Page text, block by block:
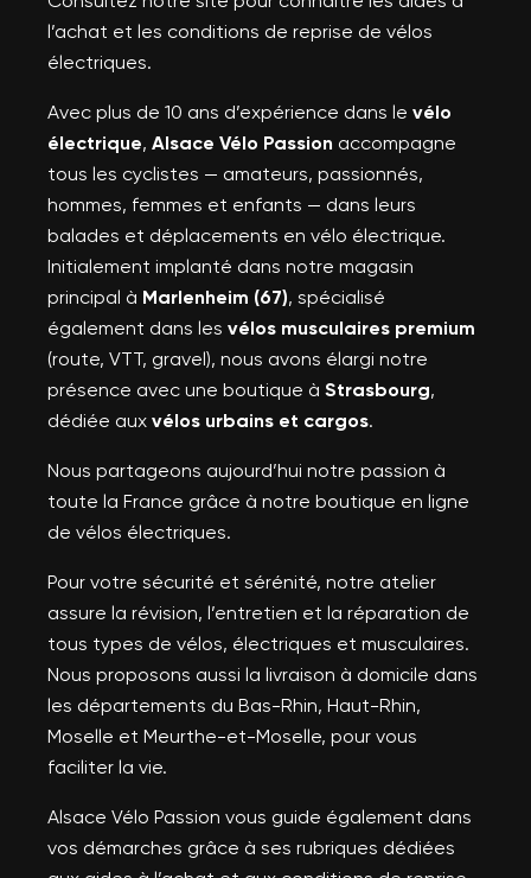
Créer une nouvelle liste
Créer une liste d'envies
((cancelText))
((modalDeleteText))
Connexion
l’achat et les conditions de reprise de vélos
électriques.
Avec plus de 10 ans d’expérience dans le vélo
électrique, Alsace Vélo Passion accompagne
tous les cyclistes — amateurs, passionnés,
hommes, femmes et enfants — dans leurs
balades et déplacements en vélo électrique.
Initialement implanté dans notre magasin
principal à Marlenheim (67), spécialisé
également dans les vélos musculaires premium
(route, VTT, gravel), nous avons élargi notre
présence avec une boutique à Strasbourg,
dédiée aux vélos urbains et cargos.
Nous partageons aujourd’hui notre passion à
toute la France grâce à notre boutique en ligne
de vélos électriques.
Pour votre sécurité et sérénité, notre atelier
assure la révision, l’entretien et la réparation de
tous types de vélos, électriques et musculaires.
Nous proposons aussi la livraison à domicile dans
les départements du Bas-Rhin, Haut-Rhin,
Moselle et Meurthe-et-Moselle, pour vous
faciliter la vie.
Alsace Vélo Passion vous guide également dans
vos démarches grâce à ses rubriques dédiées